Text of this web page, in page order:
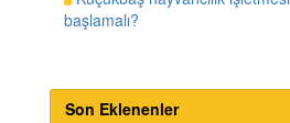
başlamalı?
Son Eklenenler